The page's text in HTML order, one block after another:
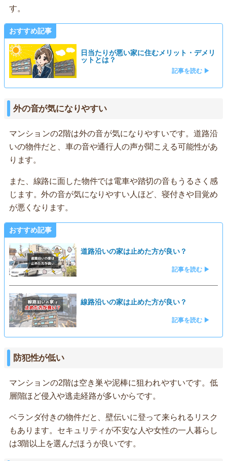
す。
おすすめ記事
日当たりが悪い家に住むメリット・デメリ
ットとは？
記事を読む ▶
外の音が気になりやすい
マンションの2階は外の音が気になりやすいです。道路沿
いの物件だと、車の音や通行人の声が聞こえる可能性があ
ります。
また、線路に面した物件では電車や踏切の音もうるさく感
じます。外の音が気になりやすい人ほど、寝付きや目覚め
が悪くなります。
おすすめ記事
道路沿いの家は止めた方が良い？
記事を読む ▶
線路沿いの家は止めた方が良い？
記事を読む ▶
防犯性が低い
マンションの2階は空き巣や泥棒に狙われやすいです。低
層階ほど侵入や逃走経路が多いからです。
ベランダ付きの物件だと、壁伝いに登って来られるリスク
もあります。セキュリティが不安な人や女性の一人暮らし
は3階以上を選んだほうが良いです。